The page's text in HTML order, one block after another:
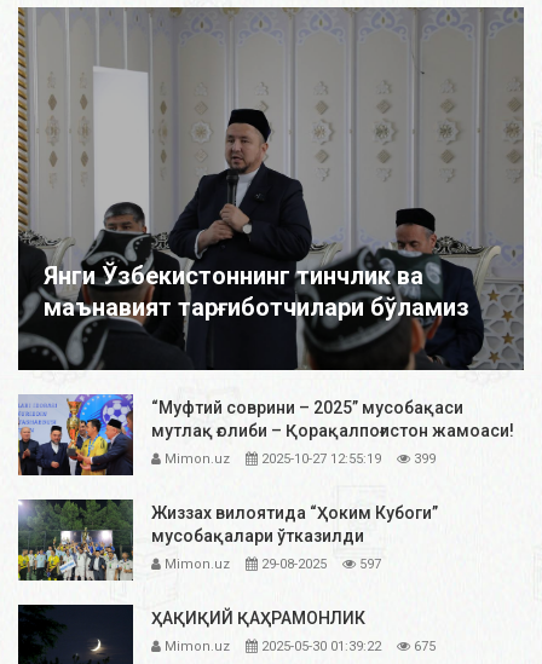
Янги Ўзбекистоннинг тинчлик ва
маънавият тарғиботчилари бўламиз
“Муфтий соврини – 2025” мусобақаси
мутлақ ғолиби – Қорақалпоғистон жамоаси!
Mimon.uz 2025-10-27 12:55:19 399
Жиззах вилоятида “Ҳоким Кубоги”
мусобақалари ўтказилди
Mimon.uz 29-08-2025 597
ҲАҚИҚИЙ ҚАҲРАМОНЛИК
Mimon.uz 2025-05-30 01:39:22 675